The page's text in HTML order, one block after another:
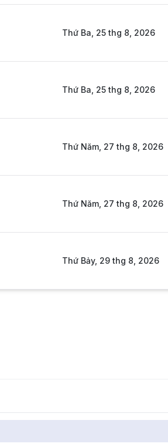
Thứ Ba, 25 thg 8, 2026
Thứ Ba, 25 thg 8, 2026
Thứ Năm, 27 thg 8, 2026
Thứ Năm, 27 thg 8, 2026
Thứ Bảy, 29 thg 8, 2026